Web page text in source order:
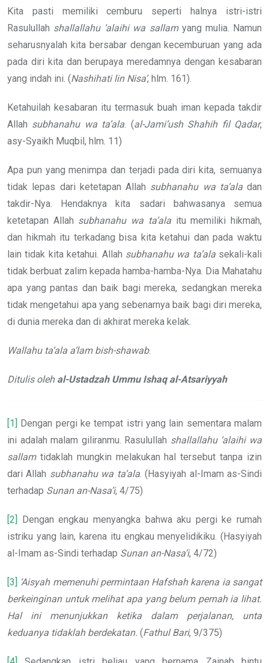
Kita pasti memiliki cemburu seperti halnya istri-istri
Rasulullah shallallahu ‘alaihi wa sallamyang mulia. Namun
seharusnyalah kita bersabar dengan kecemburuan yang ada
pada diri kita dan berupaya meredamnya dengan kesabaran
yang indah ini. (Nashihati lin Nisa’, hlm. 161).
Ketahuilah kesabaran itu termasuk buah iman kepada takdir
Allah subhanahu wa ta’ala . (al-Jami’ush Shahih fil Qadar,
asy-Syaikh Muqbil, hlm. 11)
Apa pun yang menimpa dan terjadi pada diri kita, semuanya
tidak lepas dari ketetapan Allah subhanahu wa ta’aladan
takdir-Nya. Hendaknya kita sadari bahwasanya semua
ketetapan Allah subhanahu wa ta’alaitu memiliki hikmah,
dan hikmah itu terkadang bisa kita ketahui dan pada waktu
lain tidak kita ketahui. Allah subhanahu wa ta’alasekali-kali
tidak berbuat zalim kepada hamba-hamba-Nya. Dia Mahatahu
apa yang pantas dan baik bagi mereka, sedangkan mereka
tidak mengetahui apa yang sebenarnya baik bagi diri mereka,
di dunia mereka dan di akhirat mereka kelak.
Wallahu ta‘ala a‘lam bish-shawab.
Ditulis oleh al-Ustadzah Ummu Ishaq al-Atsariyyah
[1] Dengan pergi ke tempat istri yang lain sementara malam
ini adalah malam giliranmu. Rasulullah shallallahu ‘alaihi wa
sallamtidaklah mungkin melakukan hal tersebut tanpa izin
dari Allah subhanahu wa ta’ala. (Hasyiyah al-Imam as-Sindi
terhadap Sunan an-Nasa’i, 4/75)
[2] Dengan engkau menyangka bahwa aku pergi ke rumah
istriku yang lain, karena itu engkau menyelidikiku. (Hasyiyah
al-Imam as-Sindi terhadap Sunan an-Nasa’i, 4/72)
[3] ‘Aisyah memenuhi permintaan Hafshah karena ia sangat
berkeinginan untuk melihat apa yang belum pernah ia lihat.
Hal ini menunjukkan ketika dalam perjalanan, unta
keduanya tidaklah berdekatan. (Fathul Bari, 9/375)